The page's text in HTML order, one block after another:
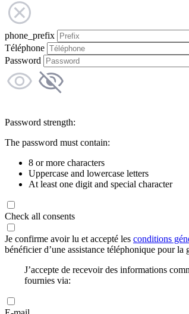
phone_prefix
Téléphone
Password
Password strength:
The password must contain:
8 or more characters
Uppercase and lowercase letters
At least one digit and special character
Check all consents
Je confirme avoir lu et accepté les conditions
bénéficier d’une assistance téléphonique pour
J’accepte de recevoir des informations
fournies via: